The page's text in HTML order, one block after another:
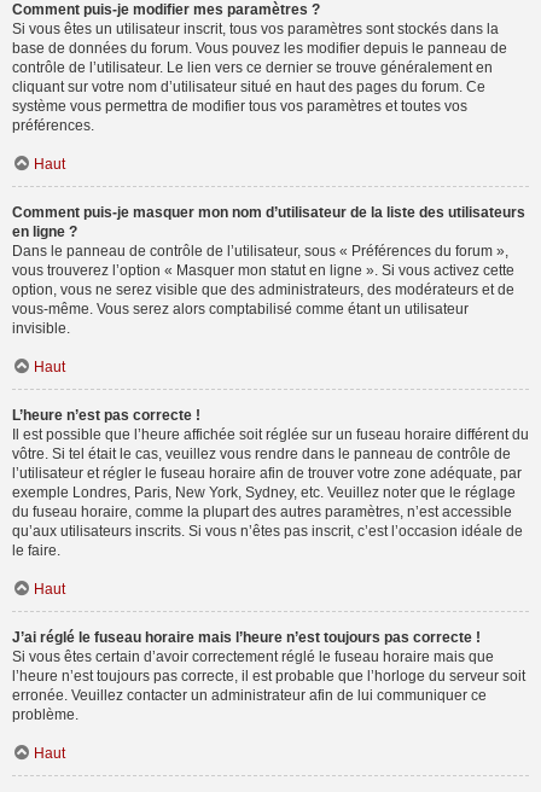
Comment puis-je modifier mes paramètres ?
Si vous êtes un utilisateur inscrit, tous vos paramètres sont stockés dans la
base de données du forum. Vous pouvez les modifier depuis le panneau de
contrôle de l’utilisateur. Le lien vers ce dernier se trouve généralement en
cliquant sur votre nom d’utilisateur situé en haut des pages du forum. Ce
système vous permettra de modifier tous vos paramètres et toutes vos
préférences.
Haut
Comment puis-je masquer mon nom d’utilisateur de la liste des utilisateurs
en ligne ?
Dans le panneau de contrôle de l’utilisateur, sous « Préférences du forum »,
vous trouverez l’option « Masquer mon statut en ligne ». Si vous activez cette
option, vous ne serez visible que des administrateurs, des modérateurs et de
vous-même. Vous serez alors comptabilisé comme étant un utilisateur
invisible.
Haut
L’heure n’est pas correcte !
Il est possible que l’heure affichée soit réglée sur un fuseau horaire différent du
vôtre. Si tel était le cas, veuillez vous rendre dans le panneau de contrôle de
l’utilisateur et régler le fuseau horaire afin de trouver votre zone adéquate, par
exemple Londres, Paris, New York, Sydney, etc. Veuillez noter que le réglage
du fuseau horaire, comme la plupart des autres paramètres, n’est accessible
qu’aux utilisateurs inscrits. Si vous n’êtes pas inscrit, c’est l’occasion idéale de
le faire.
Haut
J’ai réglé le fuseau horaire mais l’heure n’est toujours pas correcte !
Si vous êtes certain d’avoir correctement réglé le fuseau horaire mais que
l’heure n’est toujours pas correcte, il est probable que l’horloge du serveur soit
erronée. Veuillez contacter un administrateur afin de lui communiquer ce
problème.
Haut